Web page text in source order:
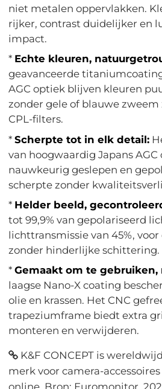
niet metalen oppervlakken.
rijker, contrast duidelijker en
impact.
* Echte kleuren,
geavanceerde
AGC optiek blijven kleuren
zonder gele of blauwe zweem
CPL-filters.
*Scherpte tot in elk detail:
van hoogwaardig Japans AGC
nauwkeurig geslepen en
scherpte zonder
* Helder beeld,
tot 99,9% van gepolariseerd
lichttransmissie van 45%,
zonder hinderlijke schittering.
*Gemaakt om te gebruiken,
laagse Nano-X coating
olie en krassen. Het CNC
trapeziumframe biedt extra
monteren en verwijderen.
K&F CONCEPT is
merk voor camera-